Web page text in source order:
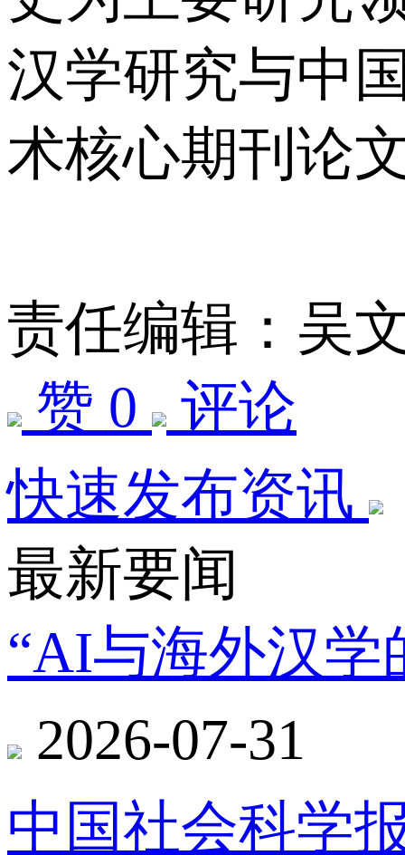
汉学研究与中
术核心期刊论
责任编辑：吴
赞 0
评论
快速发布资讯
最新要闻
“AI与海外汉学
2026-07-31
中国社会科学